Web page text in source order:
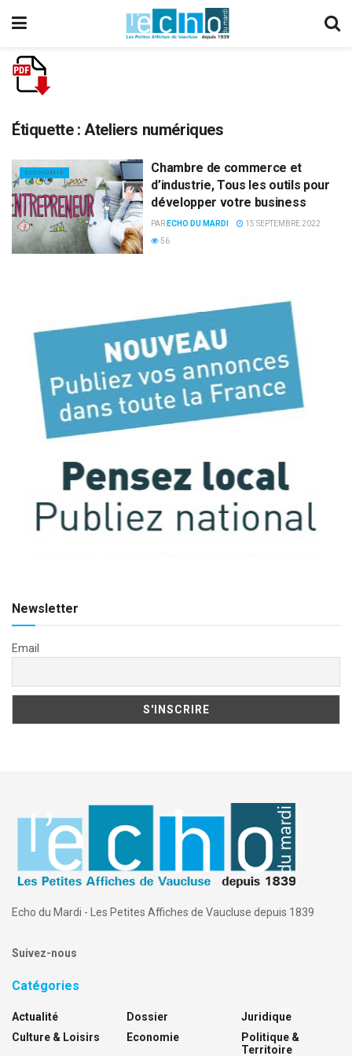
Étiquette :Ateliers numériques
ECONOMIE
Chambre de commerce et
d’industrie, Tous les outils pour
développer votre business
PAR ECHO DU MARDI
15 SEPTEMBRE 2022
56
Newsletter
Email
Echo du Mardi - Les Petites Affiches de Vaucluse depuis 1839
Suivez-nous
Catégories
Actualité
Culture & Loisirs
Dossier
Economie
Juridique
Politique &
Territoire